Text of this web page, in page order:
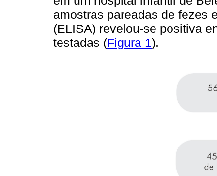
amostras pareadas de fezes
(ELISA) revelou-se positiva
testadas (Figura 1).